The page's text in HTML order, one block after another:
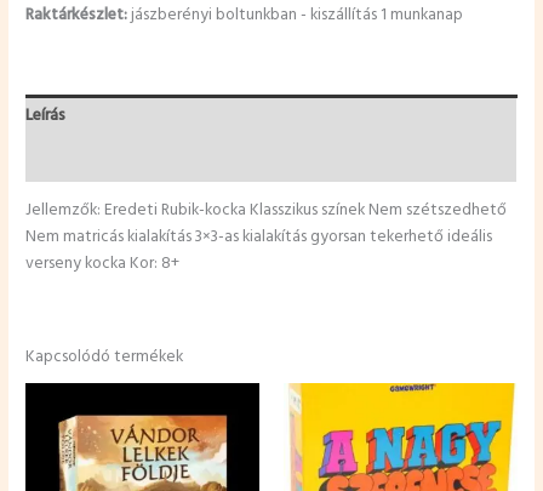
Raktárkészlet:jászberényi boltunkban - kiszállítás 1 munkanap
Leírás
Jellemzők: Eredeti Rubik-kocka Klasszikus színek Nem szétszedhető
Nem matricás kialakítás 3×3-as kialakítás gyorsan tekerhető ideális
verseny kocka Kor: 8+
Kapcsolódó termékek